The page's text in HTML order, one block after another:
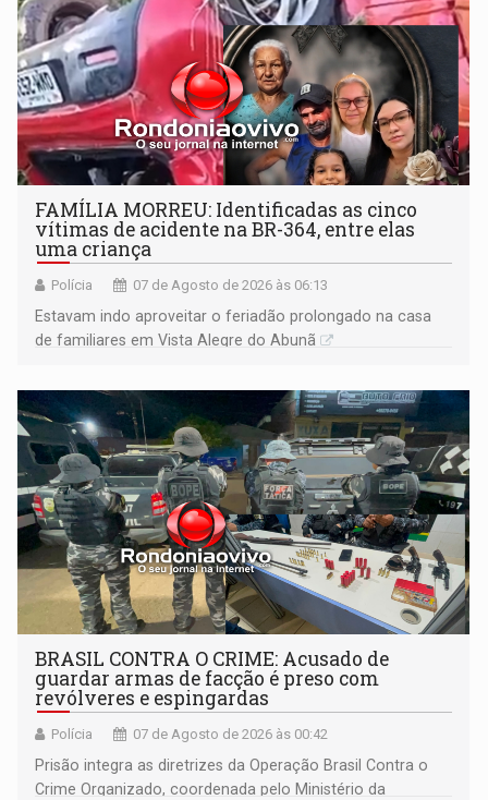
FAMÍLIA MORREU: Identificadas as cinco
vítimas de acidente na BR-364, entre elas
uma criança
Polícia 07 de Agosto de 2026 às 06:13
Estavam indo aproveitar o feriadão prolongado na casa
de familiares em Vista Alegre do Abunã
BRASIL CONTRA O CRIME: Acusado de
guardar armas de facção é preso com
revólveres e espingardas
Polícia 07 de Agosto de 2026 às 00:42
Prisão integra as diretrizes da Operação Brasil Contra o
Crime Organizado, coordenada pelo Ministério da